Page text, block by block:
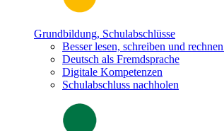
Grundbildung, Schulabschlüsse
Besser lesen, schreiben und
Deutsch als Fremdsprache
Digitale Kompetenzen
Schulabschluss nachholen